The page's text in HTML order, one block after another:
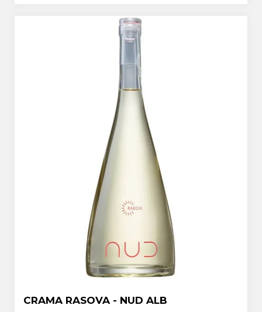
CRAMA RASOVA - NUD ALB